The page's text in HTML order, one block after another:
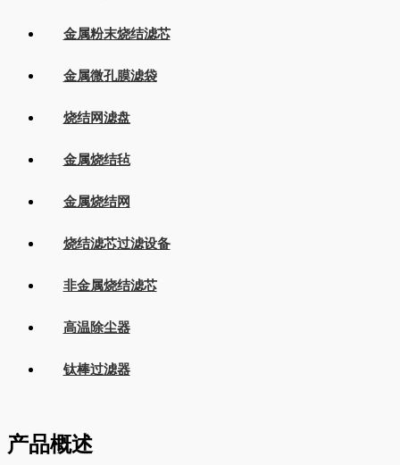
金属粉末烧结滤芯
金属微孔膜滤袋
烧结网滤盘
金属烧结毡
金属烧结网
烧结滤芯过滤设备
非金属烧结滤芯
高温除尘器
钛棒过滤器
产品概述